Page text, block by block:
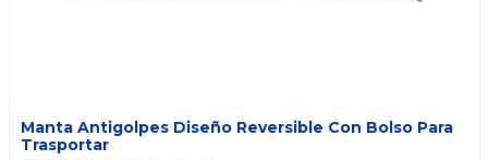
Manta Antigolpes Diseño Reversible Con Bolso Para
Trasportar